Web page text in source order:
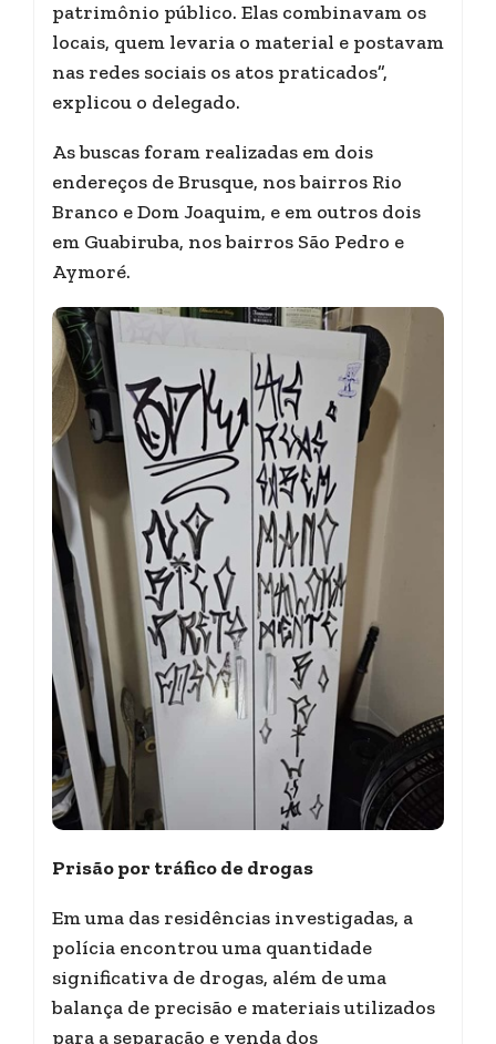
patrimônio público. Elas combinavam os
locais, quem levaria o material e postavam
nas redes sociais os atos praticados”,
explicou o delegado.
As buscas foram realizadas em dois
endereços de Brusque, nos bairros Rio
Branco e Dom Joaquim, e em outros dois
em Guabiruba, nos bairros São Pedro e
Aymoré.
Prisão por tráfico de drogas
Em uma das residências investigadas, a
polícia encontrou uma quantidade
significativa de drogas, além de uma
balança de precisão e materiais utilizados
para a separação e venda dos